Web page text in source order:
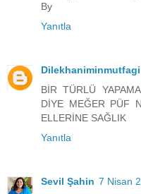
By
Yanıtla
Dilekhaniminmutfagi
BİR TÜRLÜ
DİYE MEĞER PÜF
ELLERİNE SAĞLIK
Yanıtla
Sevil Şahin 7 Nisan